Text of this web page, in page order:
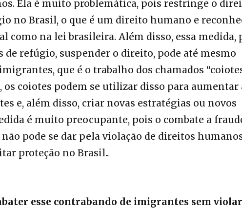
Ela é muito problemática, pois restringe o
no Brasil, o que é um direito humano e
na lei brasileira. Além disso, essa medida,
refúgio, suspender o direito, pode até mesmo
que é o trabalho dos chamados
os coiotes podem se utilizar disso para aumentar
e, além disso, criar novas estratégias ou novos
é muito preocupante, pois o combate a
pode se dar pela violação de direitos
proteção no Brasil..
esse contrabando de imigrantes sem